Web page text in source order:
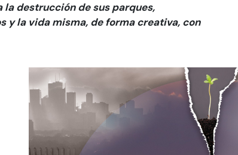
destrucción de sus parques,
y la vida misma, de forma creativa, con